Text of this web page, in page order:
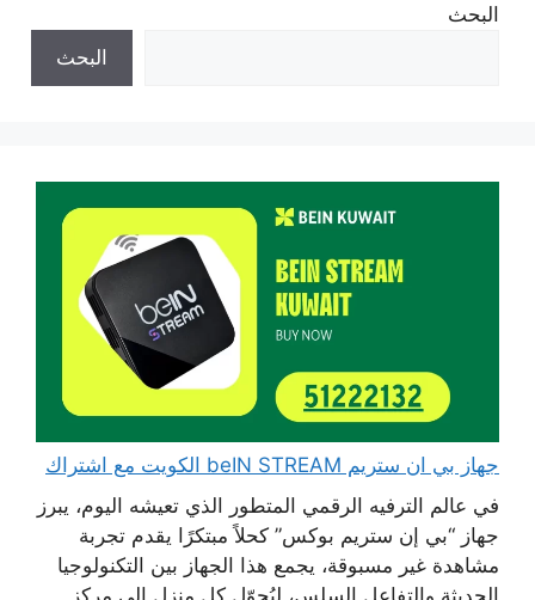
البحث
البحث
جهاز بي ان ستريم beIN STREAM الكويت مع اشتراك
في عالم الترفيه الرقمي المتطور الذي تعيشه اليوم، يبرز
جهاز “بي إن ستريم بوكس” كحلاً مبتكرًا يقدم تجربة
مشاهدة غير مسبوقة، يجمع هذا الجهاز بين التكنولوجيا
الحديثة والتفاعل السلس، ليُحوّل كل منزل إلى مركز